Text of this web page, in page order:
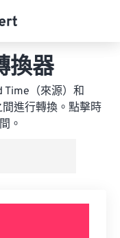
換器
Time（來源）和
進行轉換。點擊時
。